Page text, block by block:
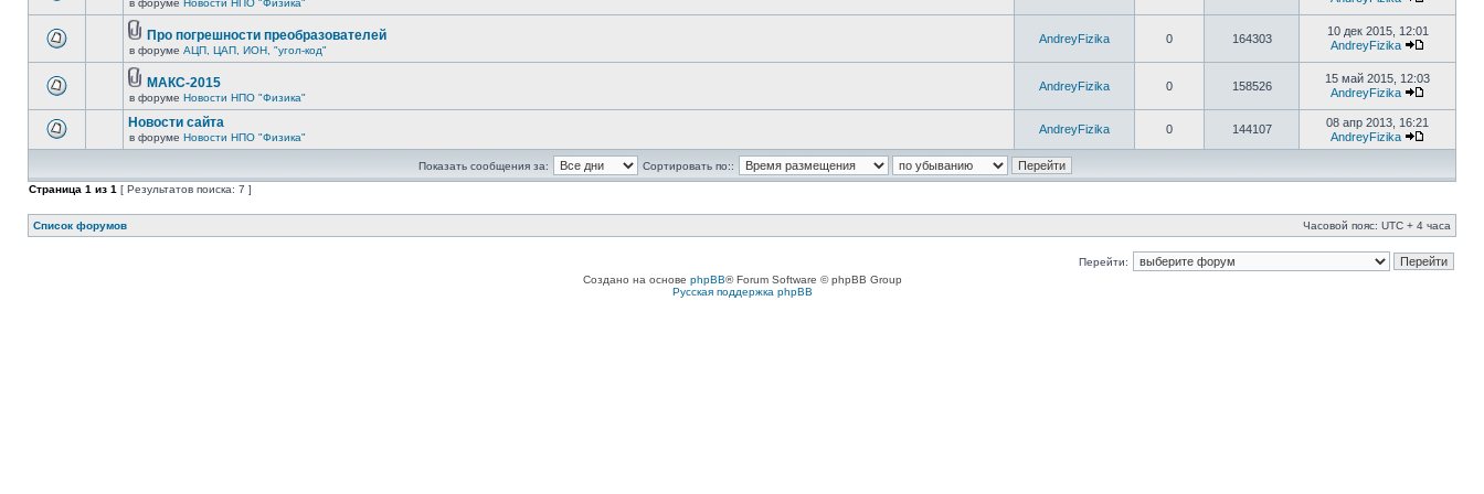
в форуме Новости НПО "Физика"
Про погрешности преобразователей
в форуме АЦП, ЦАП, ИОН, "угол-код"
AndreyFizika 0 164303
10 дек 2015, 12:01
AndreyFizika
МАКС-2015
в форуме Новости НПО "Физика"
AndreyFizika 0 158526
15 май 2015, 12:03
AndreyFizika
Новости сайта
в форуме Новости НПО "Физика"
AndreyFizika 0 144107
08 апр 2013, 16:21
AndreyFizika
Показать сообщения за:
Сортировать по::
Страница 1 из 1 [ Результатов поиска: 7 ]
Список форумов Часовой пояс: UTC + 4 часа
Перейти:
Создано на основе phpBB® Forum Software © phpBB Group
Русская поддержка phpBB